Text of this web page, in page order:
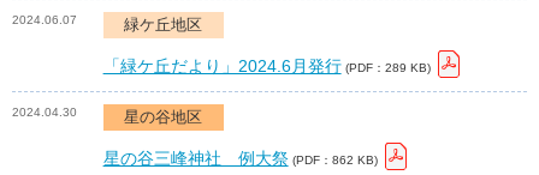
2024.06.07 緑ケ丘地区
「緑ケ丘だより」2024.6月発行 (PDF：289 KB)
2024.04.30 星の谷地区
星の谷三峰神社 例大祭 (PDF：862 KB)